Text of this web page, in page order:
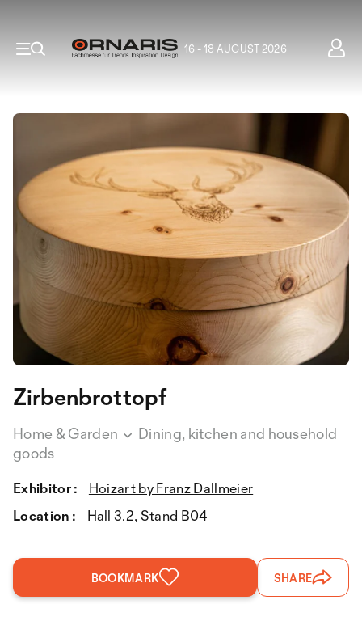
16 - 18 AUGUST 2026
Zirbenbrottopf
Home & Garden
Dining, kitchen and household
goods
Exhibitor :
Hoizart by Franz Dallmeier
Location :
Hall 3.2, Stand B04
BOOKMARK SHARE